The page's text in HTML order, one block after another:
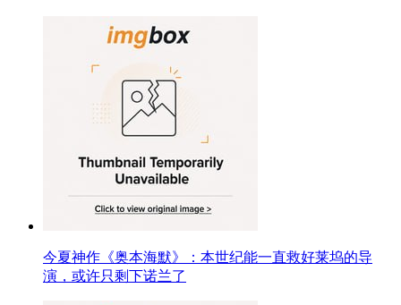
今夏神作《奥本海默》：本世纪能一直救好莱坞的导
演，或许只剩下诺兰了